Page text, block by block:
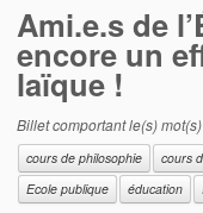
Ami.e.s de
encore un
laïque !
Billet comportant le(s)
cours de philosophie
cours
Ecole publique
éducation